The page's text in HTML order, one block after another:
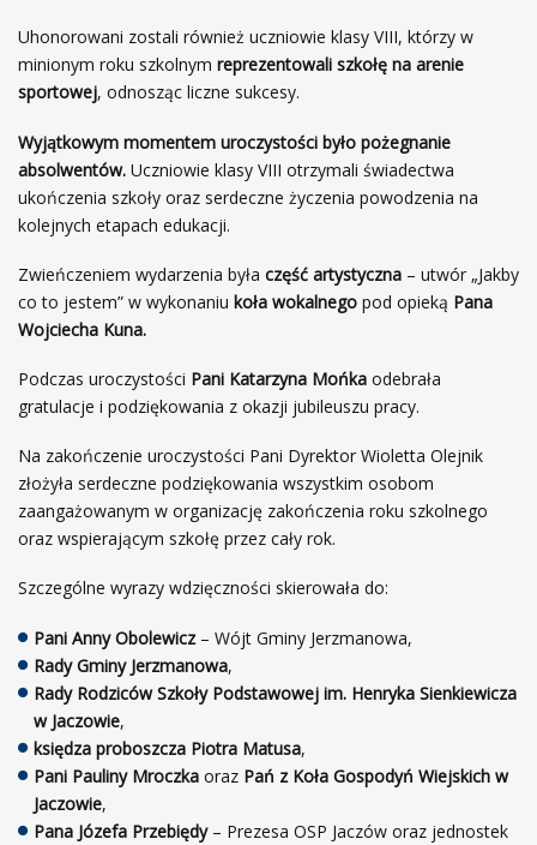
Uhonorowani zostali również uczniowie klasy VIII, którzy w
minionym roku szkolnym reprezentowali szkołę na arenie
sportowej, odnosząc liczne sukcesy.
Wyjątkowym momentem uroczystości było pożegnanie
absolwentów. Uczniowie klasy VIII otrzymali świadectwa
ukończenia szkoły oraz serdeczne życzenia powodzenia na
kolejnych etapach edukacji.
Zwieńczeniem wydarzenia była część artystyczna – utwór „Jakby
co to jestem” w wykonaniu koła wokalnego pod opieką Pana
Wojciecha Kuna.
Podczas uroczystości Pani Katarzyna Mońka odebrała
gratulacje i podziękowania z okazji jubileuszu pracy.
Na zakończenie uroczystości Pani Dyrektor Wioletta Olejnik
złożyła serdeczne podziękowania wszystkim osobom
zaangażowanym w organizację zakończenia roku szkolnego
oraz wspierającym szkołę przez cały rok.
Szczególne wyrazy wdzięczności skierowała do:
Pani Anny Obolewicz – Wójt Gminy Jerzmanowa,
Rady Gminy Jerzmanowa,
Rady Rodziców Szkoły Podstawowej im. Henryka Sienkiewicza
w Jaczowie,
księdza proboszcza Piotra Matusa,
Pani Pauliny Mroczka oraz Pań z Koła Gospodyń Wiejskich w
Jaczowie,
Pana Józefa Przebiędy– Prezesa OSP Jaczów oraz jednostek